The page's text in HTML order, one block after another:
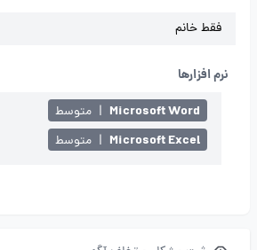
فقط خانم
نرم افزارها
Microsoft Word
| متوسط
Microsoft Excel
| متوسط